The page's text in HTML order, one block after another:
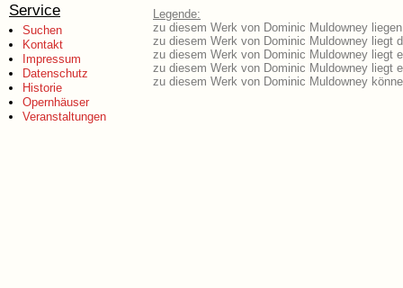
Service
Suchen
Kontakt
Impressum
Datenschutz
Historie
Opernhäuser
Veranstaltungen
Legende:
zu diesem Werk von Dominic Muldowney
zu diesem Werk von Dominic Muldowney liegt
zu diesem Werk von Dominic Muldowney liegt
zu diesem Werk von Dominic Muldowney liegt
zu diesem Werk von Dominic Muldowney